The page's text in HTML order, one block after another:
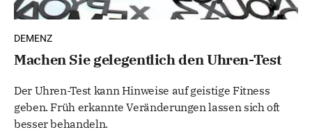
DEMENZ
Machen Sie gelegentlich den Uhren-Test
Der Uhren-Test kann Hinweise auf geistige Fitness
geben. Früh erkannte Veränderungen lassen sich oft
besser behandeln.